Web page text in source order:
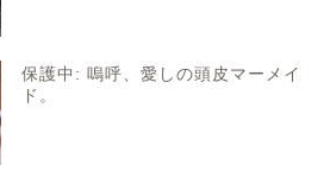
保護中: 嗚呼、愛しの頭皮マーメイ
ド。